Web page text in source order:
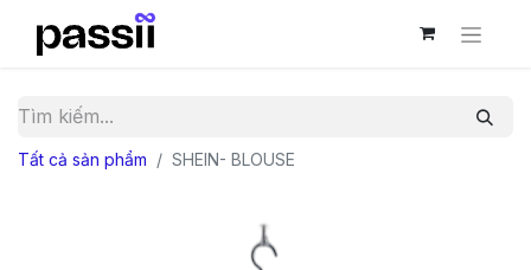
Tất cả sản phẩm SHEIN- BLOUSE